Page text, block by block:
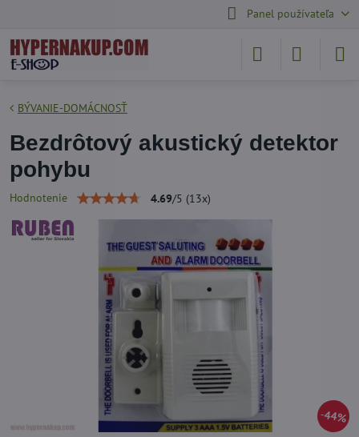
Panel používateľa
44%
BÝVANIE-DOMÁCNOSŤ
Bezdrôtový akustický detektor
pohybu
Hodnotenie 4.69/5 (13x)